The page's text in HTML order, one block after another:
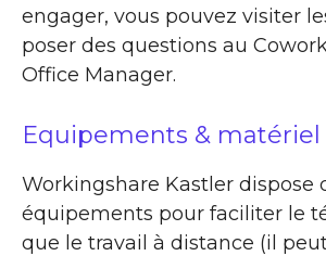
engager, vous pouvez visiter
poser des questions au
Office Manager.
Equipements & matériel
Workingshare Kastler dispose
équipements pour faciliter le
que le travail à distance (il